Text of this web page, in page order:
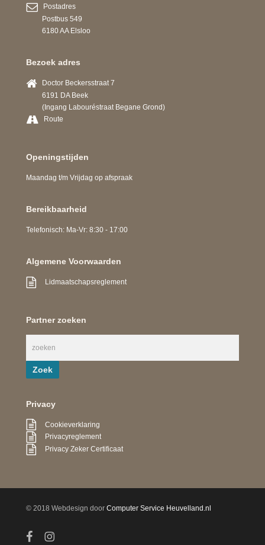
Postadres
Postbus 549
6180 AA Elsloo
Bezoek adres
Doctor Beckersstraat 7
6191 DA Beek
(Ingang Labouréstraat Begane Grond)
Route
Openingstijden
Maandag t/m Vrijdag op afspraak
Bereikbaarheid
Telefonisch: Ma-Vr: 8:30 - 17:00
Algemene Voorwaarden
Lidmaatschapsreglement
Partner zoeken
Privacy
Cookieverklaring
Privacyreglement
Privacy Zeker Certificaat
© 2018 Webdesign doorComputer Service Heuvelland.nl
facebookinstagram